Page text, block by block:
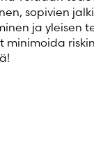
sopivien
ja yleisen
minimoida